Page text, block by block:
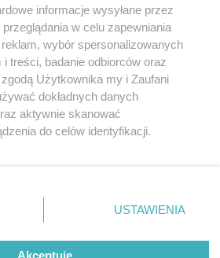
regulamin korzystania z portali
Skontakuj sięz nami
Kontakt
Wydawca
Redakcja
informacje wysyłane przez
w celu zapewniania
wybór spersonalizowanych
treści, badanie odbiorców oraz
zgodą Użytkownika my i Zaufani
dokładnych danych
aktywnie skanować
do celów identyfikacji.
przycisk ustawień prywatności
dolnym rogu strony
danych nie wymagają zgody
prawo sprzeciwić się takiemu
USTAWIENIA
Akceptuję